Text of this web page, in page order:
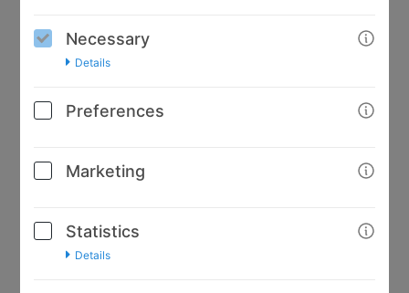
Necessary
Details
Preferences
Marketing
Statistics
Details